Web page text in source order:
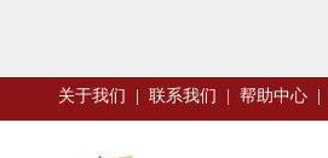
关于我们 联系我们 帮助中心